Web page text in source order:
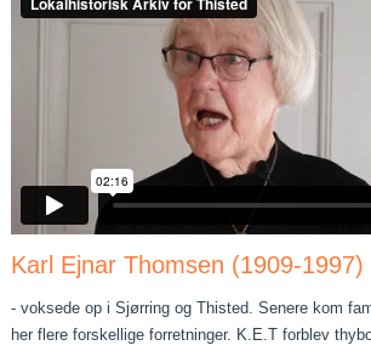
Karl Ejnar Thomsen (1909-1997)
- voksede op i Sjørring og Thisted. Senere kom
her flere forskellige forretninger. K.E.T forblev